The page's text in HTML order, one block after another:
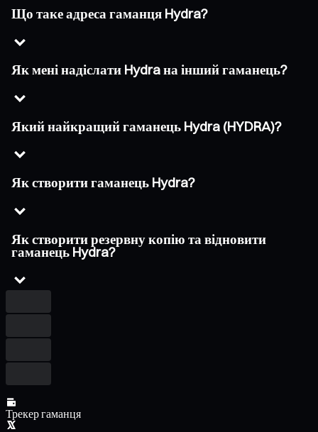
Що таке адреса гаманця Hydra?
Як мені надіслати Hydra на інший гаманець?
Який найкращий гаманець Hydra (HYDRA)?
Як створити гаманець Hydra?
Як створити резервну копію та відновити
гаманець Hydra?
Трекер гаманця